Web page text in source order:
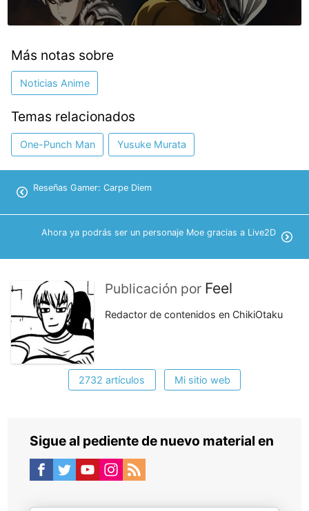
Más notas sobre
Noticias Anime
Temas relacionados
One-Punch Man Yusuke Murata
Reseñas Gamer: Carpe Diem
Ahora ya podrás ser un personaje Moe gracias a Live2D
Publicación por Feel
Redactor de contenidos en ChikiOtaku
2732 artículos Mi sitio web
Sigue al pediente de nuevo material en